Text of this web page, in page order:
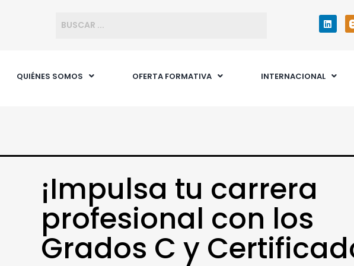
QUIÉNES SOMOS OFERTA FORMATIVA INTERNACIONAL
¡Impulsa tu carrera
profesional con los
Grados C y